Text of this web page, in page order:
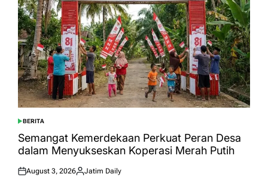
POSTED
IN
BERITA
Semangat Kemerdekaan Perkuat Peran Desa
dalam Menyukseskan Koperasi Merah Putih
Posted
August 3, 2026
Posted
Jatim Daily